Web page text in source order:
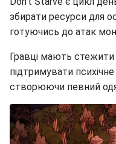
збирати ресурси для
готуючись до атак
Гравці мають стежити
підтримувати
створюючи певний